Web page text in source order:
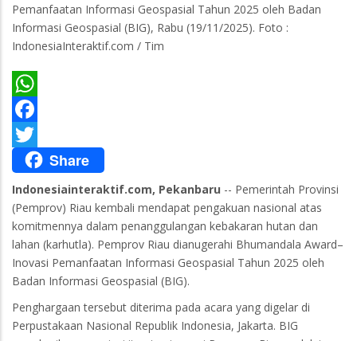
Pemanfaatan Informasi Geospasial Tahun 2025 oleh Badan
Informasi Geospasial (BIG), Rabu (19/11/2025). Foto :
IndonesiaInteraktif.com / Tim
WhatsApp
Facebook
Twitter Share
Indonesiainteraktif.com, Pekanbaru -- Pemerintah Provinsi
(Pemprov) Riau kembali mendapat pengakuan nasional atas
komitmennya dalam penanggulangan kebakaran hutan dan
lahan (karhutla). Pemprov Riau dianugerahi Bhumandala Award–
Inovasi Pemanfaatan Informasi Geospasial Tahun 2025 oleh
Badan Informasi Geospasial (BIG).
Penghargaan tersebut diterima pada acara yang digelar di
Perpustakaan Nasional Republik Indonesia, Jakarta. BIG